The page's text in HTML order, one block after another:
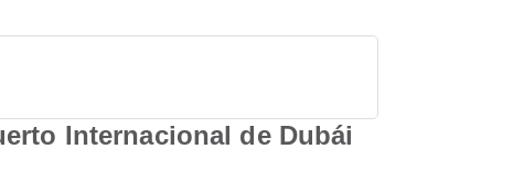
Internacional de Dubái